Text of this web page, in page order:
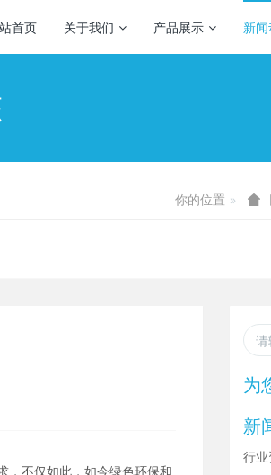
首页 关于我们 产品展示 新
你的位置
，不仅如此，如今绿色环保和
为
新
行